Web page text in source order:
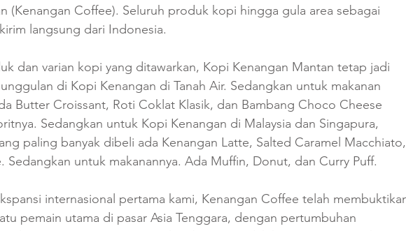
(Kenangan Coffee). Seluruh produk kopi hingga gula area sebagai
langsung dari Indonesia.
dan varian kopi yang ditawarkan, Kopi Kenangan Mantan tetap jadi
di Kopi Kenangan di Tanah Air. Sedangkan untuk makanan
Butter Croissant, Roti Coklat Klasik, dan Bambang Choco Cheese
Sedangkan untuk Kopi Kenangan di Malaysia dan Singapura,
paling banyak dibeli ada Kenangan Latte, Salted Caramel Macchiato,
Sedangkan untuk makanannya. Ada Muffin, Donut, dan Curry Puff.
internasional pertama kami, Kenangan Coffee telah
pemain utama di pasar Asia Tenggara, dengan pertumbuhan